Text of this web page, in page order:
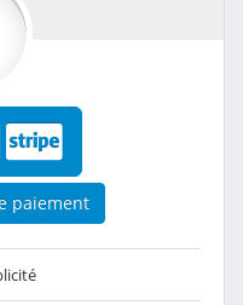
paiement